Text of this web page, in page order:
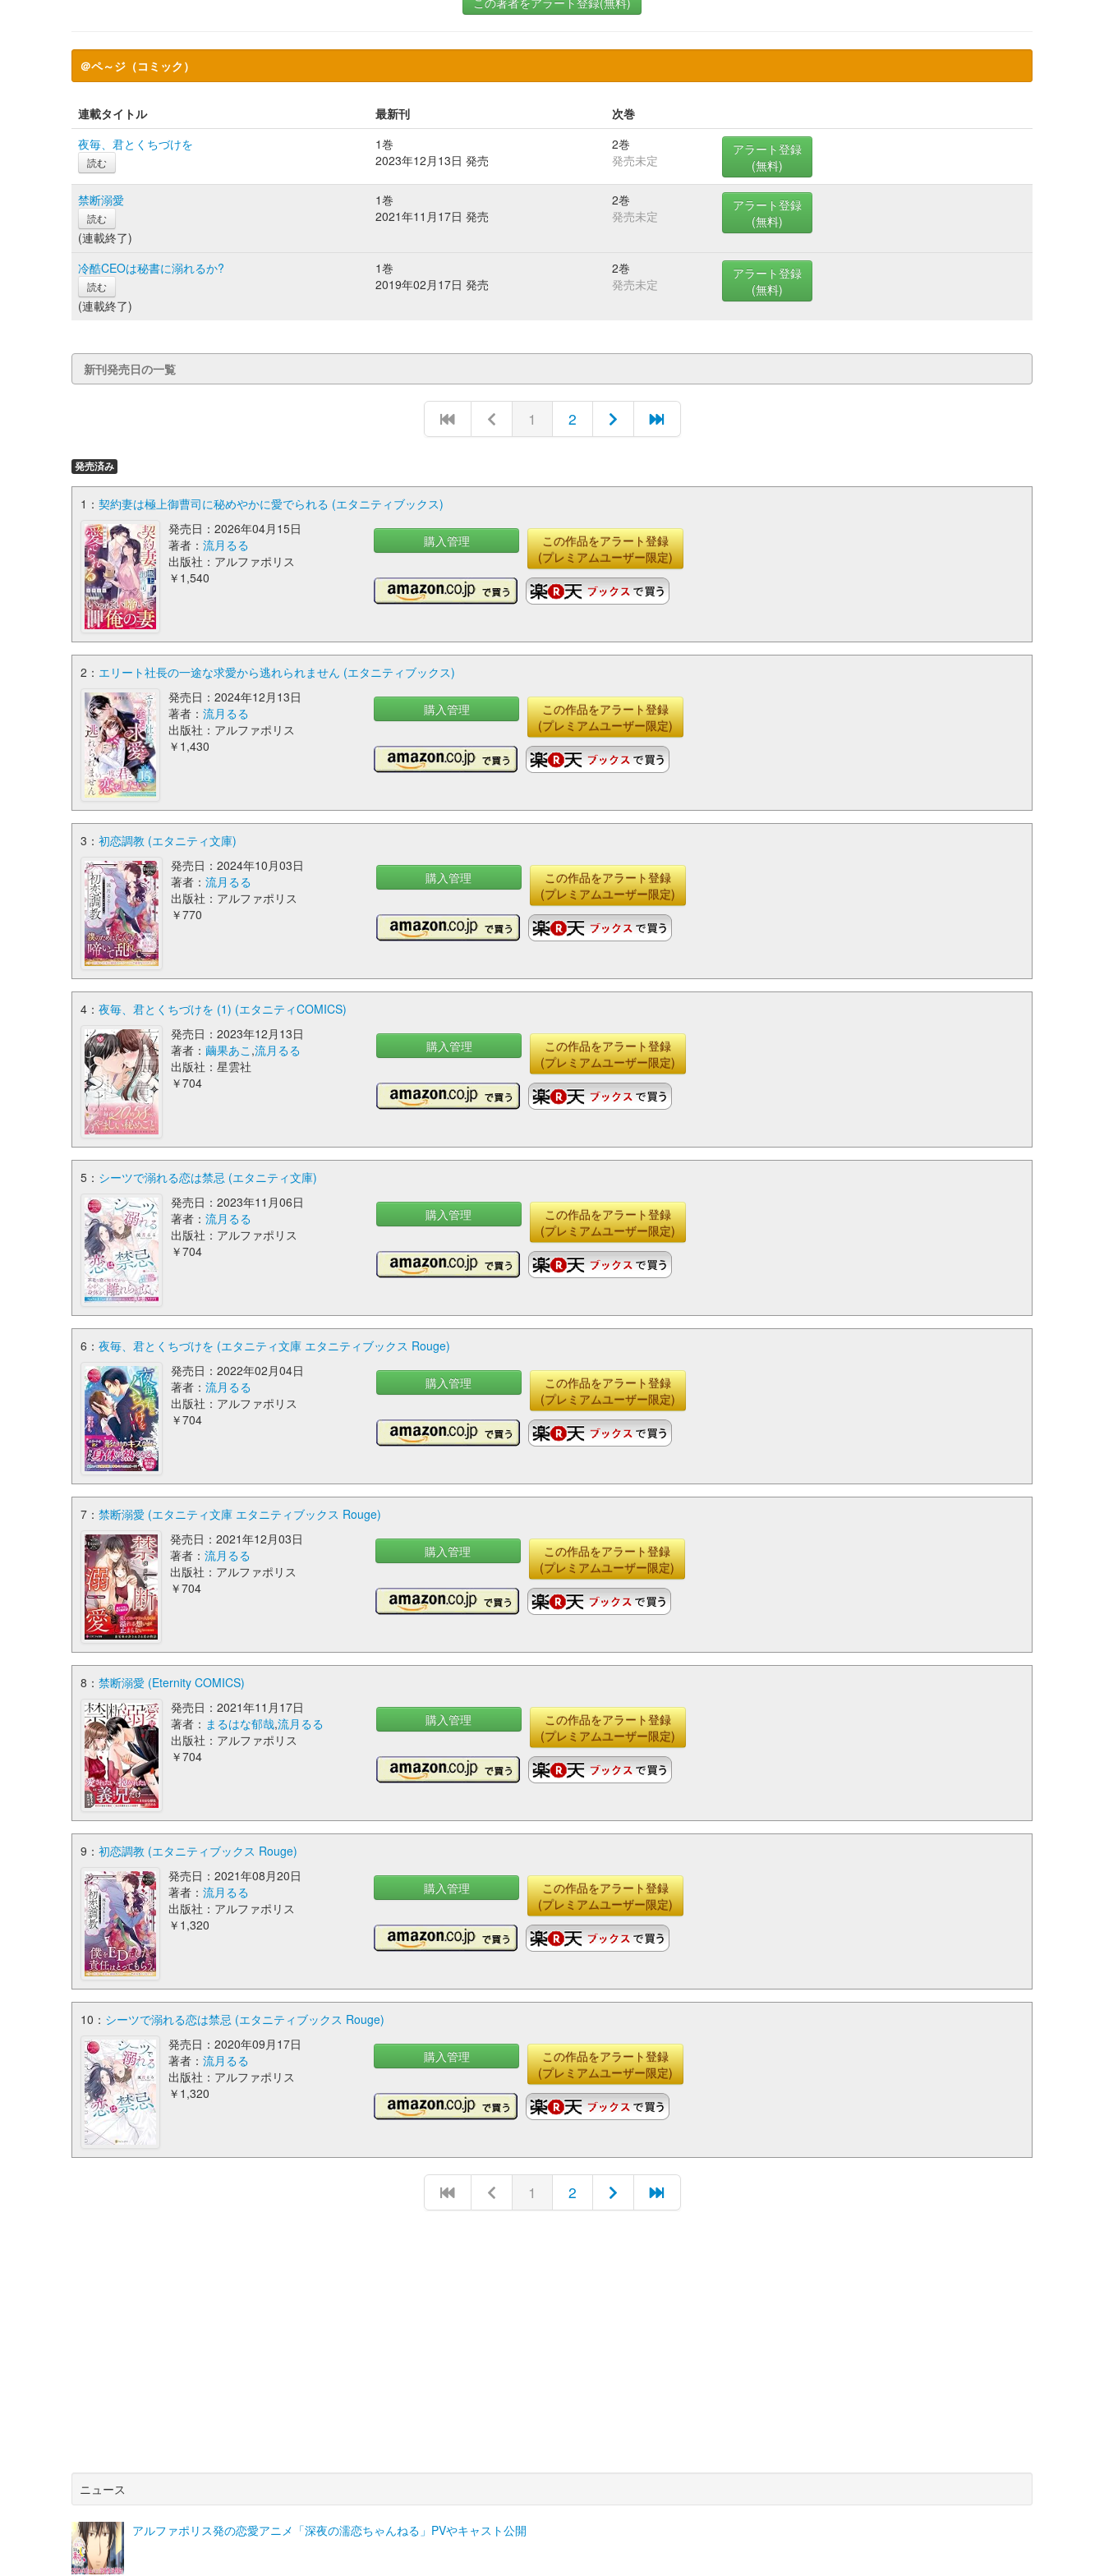
＠ペ～ジ（コミック）
連載タイトル 最新刊
次巻
夜毎、君とくちづけを
読む
1巻
2023年12月13日 発売
2巻
発売未定
アラート登録
(無料)
禁断溺愛
読む
(連載終了)
1巻
2021年11月17日 発売
2巻
発売未定
アラート登録
(無料)
冷酷CEOは秘書に溺れるか?
読む
(連載終了)
1巻
2019年02月17日 発売
2巻
発売未定
アラート登録
(無料)
新刊発売日の一覧
1 2
発売済み
1： 契約妻は極上御曹司に秘めやかに愛でられる (エタニティブックス)
発売日：2026年04月15日
著者：流月るる
出版社：アルファポリス
￥1,540
購入管理
この作品をアラート登録
(プレミアムユーザー限定)
2： エリート社長の一途な求愛から逃れられません (エタニティブックス)
発売日：2024年12月13日
著者：流月るる
出版社：アルファポリス
￥1,430
購入管理
この作品をアラート登録
(プレミアムユーザー限定)
3： 初恋調教 (エタニティ文庫)
発売日：2024年10月03日
著者： 流月るる
出版社：アルファポリス
￥770
購入管理
この作品をアラート登録
(プレミアムユーザー限定)
4： 夜毎、君とくちづけを (1) (エタニティCOMICS)
発売日：2023年12月13日
著者：繭果あこ ,流月るる
出版社：星雲社
￥704
購入管理
この作品をアラート登録
(プレミアムユーザー限定)
5： シーツで溺れる恋は禁忌 (エタニティ文庫)
発売日：2023年11月06日
著者： 流月るる
出版社：アルファポリス
￥704
購入管理
この作品をアラート登録
(プレミアムユーザー限定)
6： 夜毎、君とくちづけを (エタニティ文庫 エタニティブックス Rouge)
発売日：2022年02月04日
著者： 流月るる
出版社：アルファポリス
￥704
購入管理
この作品をアラート登録
(プレミアムユーザー限定)
7： 禁断溺愛 (エタニティ文庫 エタニティブックス Rouge)
発売日：2021年12月03日
著者： 流月るる
出版社：アルファポリス
￥704
購入管理
この作品をアラート登録
(プレミアムユーザー限定)
8： 禁断溺愛 (Eternity COMICS)
発売日：2021年11月17日
著者： まるはな郁哉,流月るる
出版社：アルファポリス
￥704
購入管理
この作品をアラート登録
(プレミアムユーザー限定)
9： 初恋調教 (エタニティブックス Rouge)
発売日：2021年08月20日
著者：流月るる
出版社：アルファポリス
￥1,320
購入管理
この作品をアラート登録
(プレミアムユーザー限定)
10： シーツで溺れる恋は禁忌 (エタニティブックス Rouge)
発売日：2020年09月17日
著者：流月るる
出版社：アルファポリス
￥1,320
購入管理
この作品をアラート登録
(プレミアムユーザー限定)
1 2
ニュース
アルファポリス発の恋愛アニメ「深夜の濡恋ちゃんねる」PVやキャスト公開